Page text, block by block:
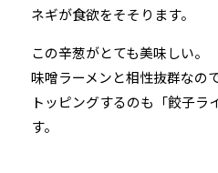
ネギが食欲をそそります。
この辛葱がとても美味しい。
味噌ラーメンと相性抜群なの
トッピングするのも「餃子ラ
す。